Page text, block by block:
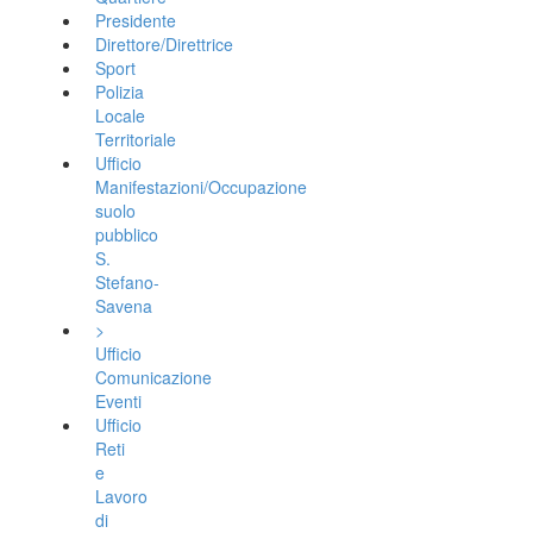
Presidente
Direttore/Direttrice
Sport
Polizia
Locale
Territoriale
Ufficio
Manifestazioni/Occupazione
suolo
pubblico
S.
Stefano-
Savena
>
Ufficio
Comunicazione
Eventi
Ufficio
Reti
e
Lavoro
di